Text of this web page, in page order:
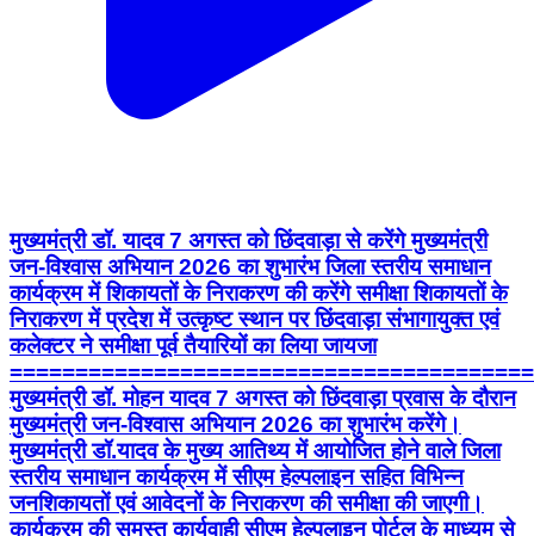
मुख्यमंत्री डॉ. यादव 7 अगस्त को छिंदवाड़ा से करेंगे मुख्यमंत्री
जन-विश्वास अभियान 2026 का शुभारंभ जिला स्तरीय समाधान
कार्यक्रम में शिकायतों के निराकरण की करेंगे समीक्षा शिकायतों के
निराकरण में प्रदेश में उत्कृष्ट स्थान पर छिंदवाड़ा संभागायुक्त एवं
कलेक्टर ने समीक्षा पूर्व तैयारियों का लिया जायजा
मुख्यमंत्री डॉ. मोहन यादव 7 अगस्त को छिंदवाड़ा प्रवास के दौरान
मुख्यमंत्री जन-विश्वास अभियान 2026 का शुभारंभ करेंगे।
मुख्यमंत्री डॉ.यादव के मुख्य आतिथ्य में आयोजित होने वाले जिला
स्तरीय समाधान कार्यक्रम में सीएम हेल्पलाइन सहित विभिन्न
जनशिकायतों एवं आवेदनों के निराकरण की समीक्षा की जाएगी।
कार्यक्रम की समस्त कार्यवाही सीएम हेल्पलाइन पोर्टल के माध्यम से